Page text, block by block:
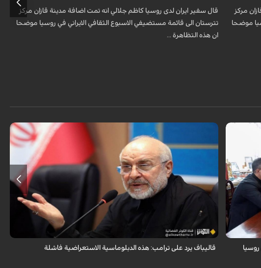
مركز
موضحا
قال سفير ايران لدى روسيا كاظم جلالي انه تمت اضافة مدينة قازان مركز
تترستان الى قائمة مستضيفي الاسبوع الثقافي الايراني في روسيا موضحا
ان هذه التظاهرة ...
ان هذه
روسيا
أكد رئيس مجلس الشورى الإسلامي الإيراني أن التصريحات الاستعراضية
والتهديدات المتكررة لم تعد تُجدي نفعاً، واصفاً إياها بالدبلوماسية الفاشلة.
قاليباف يرد على ترامب: هذه الدبلوماسية الاستعراضية فاشلة